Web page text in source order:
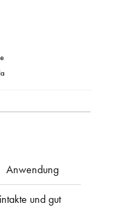
Anwendung
und gut